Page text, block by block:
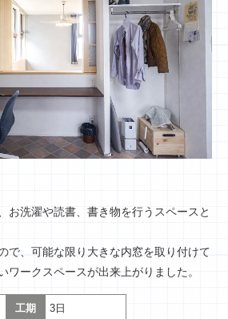
お洗濯や読書、書き物を行うスペースと
で、可能な限り大きな内窓を取り付けて
ワークスペースが出来上がりました。
工期 3日